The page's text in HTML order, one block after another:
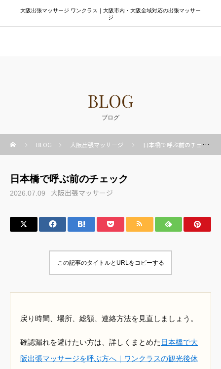
大阪出張マッサージ ワンクラス｜大阪市内・大阪全域対応の出張マッサー
ジ
BLOG
ブログ
BLOG 大阪出張マッサージ 日本橋で呼ぶ前のチェック
日本橋で呼ぶ前のチェック
2026.07.09 大阪出張マッサージ
この記事のタイトルとURLをコピーする
戻り時間、場所、総額、連絡方法を見直しましょう。
確認漏れを避けたい方は、詳しくまとめた 日本橋で大
阪出張マッサージを呼ぶ方へ｜ワンクラスの観光後休